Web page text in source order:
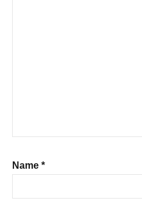
Name *